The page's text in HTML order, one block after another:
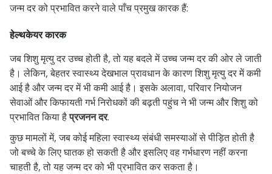
जन्म दर को प्रभावित करने वाले पाँच प्रमुख कारक हैं:
हेल्थकेयर कारक
जब शिशु मृत्यु दर उच्च होती है, तो यह बदले में उच्च जन्म दर की ओर ले जाती
है। लेकिन, बेहतर स्वास्थ्य देखभाल प्रावधान के कारण शिशु मृत्यु दर में कमी
आई है और जन्म दर में भी कमी आई है। इसके अलावा, परिवार नियोजन
सेवाओं और किफायती गर्भ निरोधकों की बढ़ती पहुंच ने भी जन्म और शिशु को
प्रभावित किया हैप्रजनन दर.
कुछ मामलों में, जब कोई महिला स्वास्थ्य संबंधी समस्याओं से पीड़ित होती है
जो बच्चे के लिए घातक हो सकती है और इसलिए वह गर्भधारण नहीं करना
चाहती है, तो यह जन्म दर को भी प्रभावित कर सकता है।